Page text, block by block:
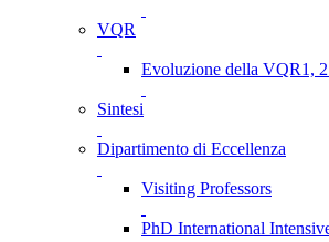
VQR
Evoluzione della VQR1,
Sintesi
Dipartimento di Eccellenza
Visiting Professors
PhD International